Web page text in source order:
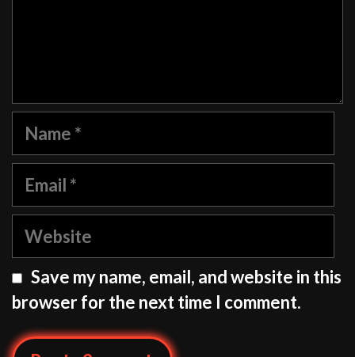
Name
Email
Website
Save my name, email, and website in this
browser for the next time I comment.